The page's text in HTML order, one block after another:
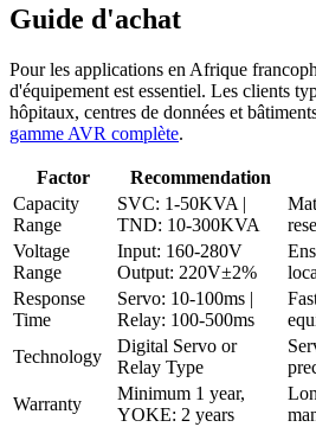
Guide d'achat
Pour les applications en Afrique
d'équipement est essentiel. Les clients
hôpitaux, centres de données et
gamme AVR complète.
Factor Recommendation
Capacity
Range
SVC: 1-50KVA |
TND: 10-300KVA
Voltage
Range
Input: 160-280V
Output: 220V±2%
Response
Time
Servo: 10-100ms |
Relay: 100-500ms
Technology
Digital Servo or
Relay Type
Warranty
Minimum 1 year,
YOKE: 2 years